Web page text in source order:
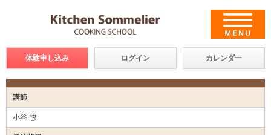
体験申し込み ログイン カレンダー
講師
小谷 惣